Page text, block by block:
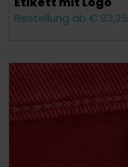
Bestellung ab € 93,25